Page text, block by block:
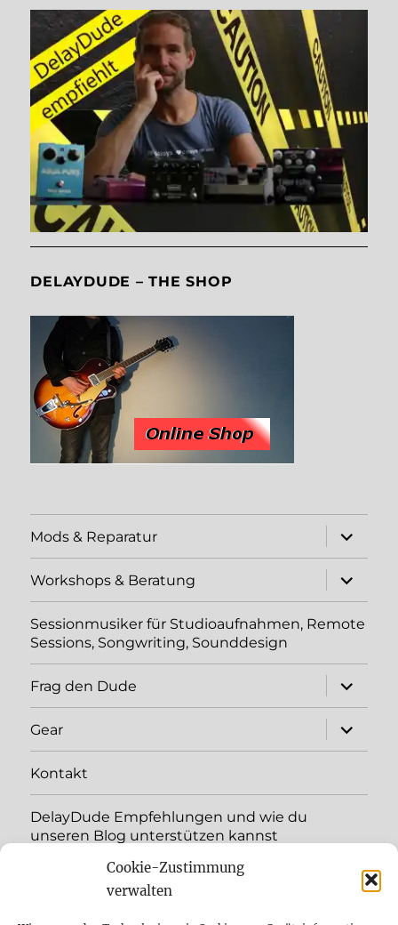
Cookie-Zustimmung
verwalten
DELAYDUDE – THE SHOP
Mods & Reparatur
öffnen
Workshops & Beratung
öffnen
Sessionmusiker für Studioaufnahmen, Remote
Sessions, Songwriting, Sounddesign
Frag den Dude
öffnen
Gear
öffnen
Kontakt
DelayDude Empfehlungen und wie du
unseren Blog unterstützen kannst
öffnen